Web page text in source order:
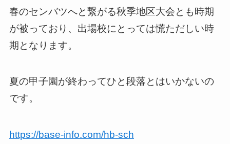
春のセンバツへと繋がる秋季地区大会とも時期
が被っており、出場校にとっては慌ただしい時
期となります。
夏の甲子園が終わってひと段落とはいかないの
です。
https://base-info.com/hb-sch